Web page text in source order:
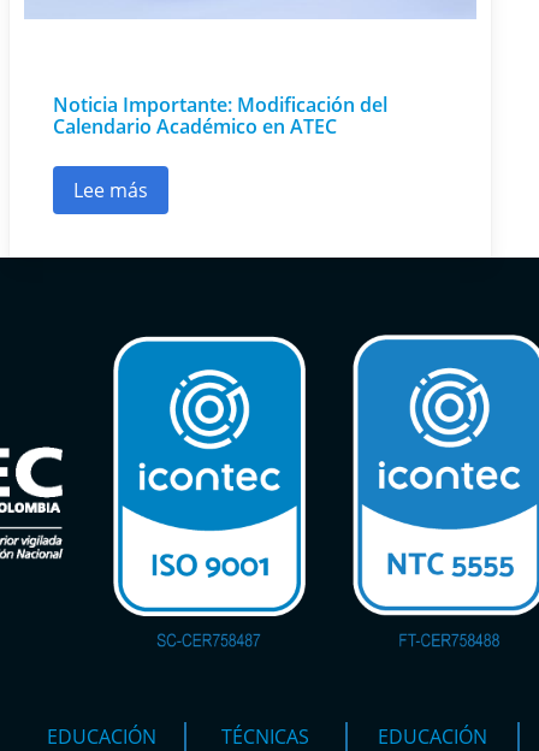
Noticia Importante: Modificación del
Calendario Académico en ATEC
Lee más
sobre Noticia Importante: Modificación del
EDUCACIÓN TÉCNICAS EDUCACIÓN